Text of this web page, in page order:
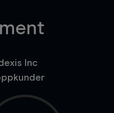
Inc